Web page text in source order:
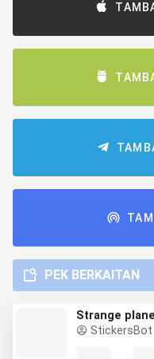
PEK BERKAITAN
Strange
StickersBot